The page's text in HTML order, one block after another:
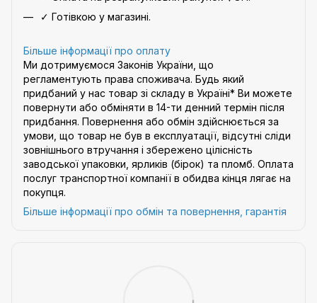
✓ Готівкою у магазині.
Більше інформації про оплату
Ми дотримуємося Законів України, що
регламентують права споживача. Будь який
придбаний у нас товар зі складу в Україні* Ви можете
повернути або обміняти в 14-ти денний термін після
придбання. Повернення або обмін здійснюється за
умови, що товар не був в експлуатації, відсутні сліди
зовнішнього втручання і збережено цілісність
заводської упаковки, ярликів (бірок) та пломб. Оплата
послуг транспортної компанії в обидва кінця лягає на
покупця.
Більше інформації про обмін та повернення, гарантія